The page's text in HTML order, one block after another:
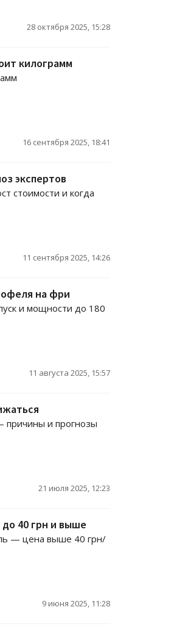
28 октября 2025, 15:28
килограмм
16 сентября 2025, 18:41
экспертов
стоимости и когда
11 сентября 2025, 14:26
на фри
и мощности до 180
11 августа 2025, 15:57
причины и прогнозы
21 июля 2025, 12:23
40 грн и выше
— цена выше 40 грн/
9 июня 2025, 11:28